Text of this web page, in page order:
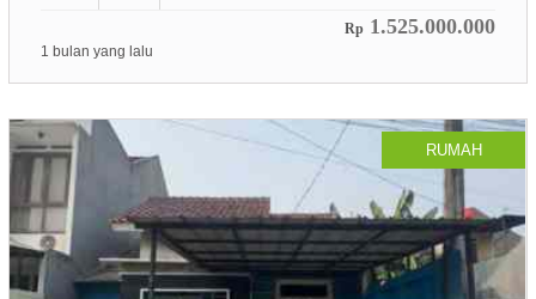
Rp 1.525.000.000
1 bulan yang lalu
RUMAH